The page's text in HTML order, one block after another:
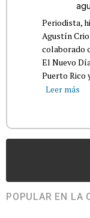
Periodista,
Agustín
colaborado
El Nuevo
Puerto Rico
Leer más
POPULAR EN LA